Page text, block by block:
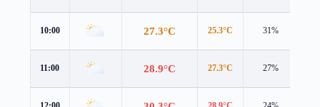
10:00 27.3°C 25.3°C 31%
11:00 28.9°C 27.3°C 27%